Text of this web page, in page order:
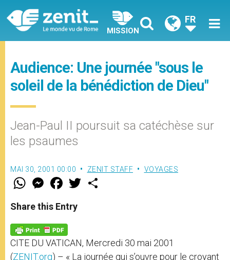
MISSION
FR
Audience: Une journée "sous le
soleil de la bénédiction de Dieu"
Jean-Paul II poursuit sa catéchèse sur
les psaumes
MAI 30, 2001 00:00 ZENIT STAFF VOYAGES
W
t
s
p
p
M
e
s
e
g
e
r
F
a
e
b
o
k
w
Share this Entry
CITE DU VATICAN, Mercredi 30 mai 2001
(ZENIT.org) – « La journée qui s’ouvre pour le croyant